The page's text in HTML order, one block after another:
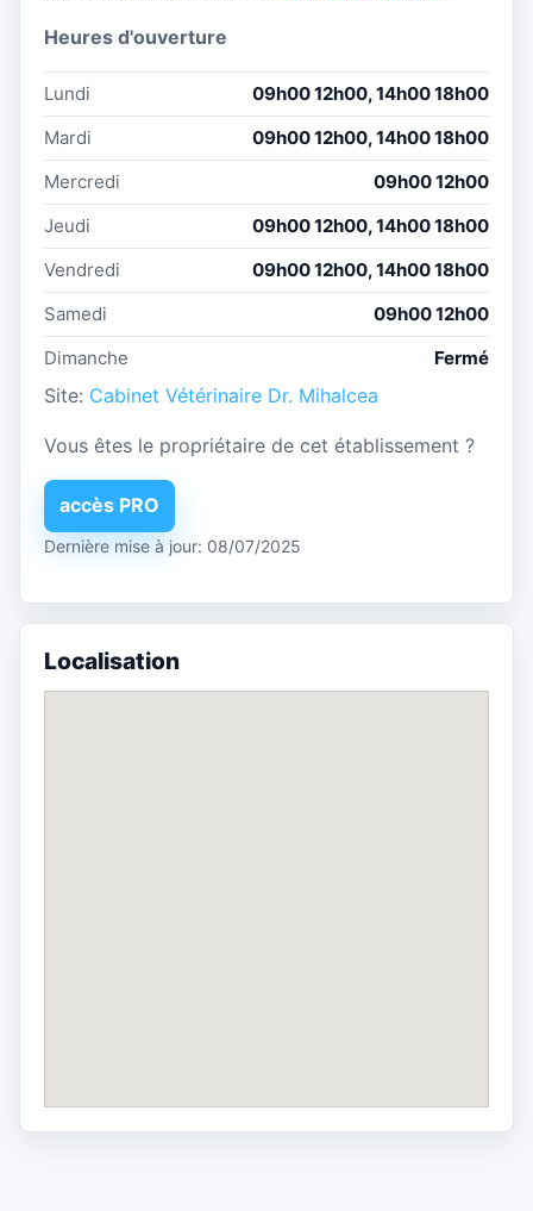
Heures d'ouverture
Lundi
09h00 12h00, 14h00 18h00
Mardi
09h00 12h00, 14h00 18h00
Mercredi
09h00 12h00
Jeudi
09h00 12h00, 14h00 18h00
Vendredi
09h00 12h00, 14h00 18h00
Samedi
09h00 12h00
Dimanche
Fermé
Site: Cabinet Vétérinaire Dr. Mihalcea
Vous êtes le propriétaire de cet établissement ?
accès PRO
Dernière mise à jour: 08/07/2025
Localisation